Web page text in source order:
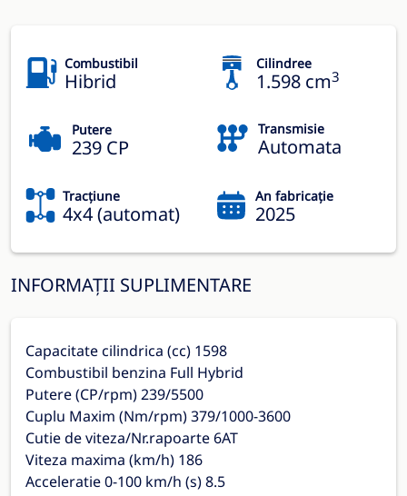
Combustibil
Hibrid
Cilindree
1.598 cm3
Putere
239 CP
Transmisie
Automata
Tracțiune
4x4 (automat)
An fabricație
2025
INFORMAȚII SUPLIMENTARE
Capacitate cilindrica (cc) 1598
Combustibil benzina Full Hybrid
Putere (CP/rpm) 239/5500
Cuplu Maxim (Nm/rpm) 379/1000-3600
Cutie de viteza/Nr.rapoarte 6AT
Viteza maxima (km/h) 186
Acceleratie 0-100 km/h (s) 8.5